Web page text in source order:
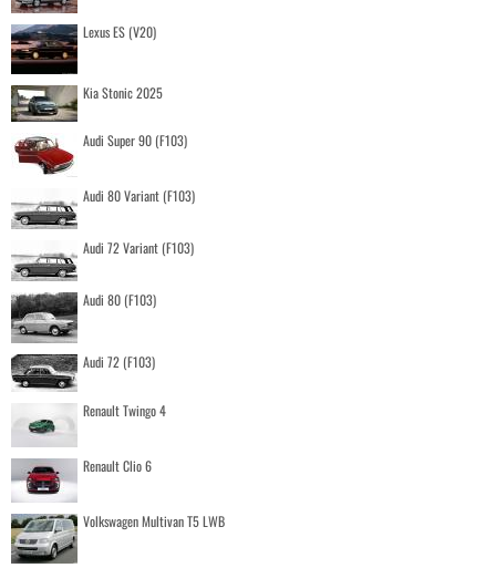
Lexus ES (V20)
Kia Stonic 2025
Audi Super 90 (F103)
Audi 80 Variant (F103)
Audi 72 Variant (F103)
Audi 80 (F103)
Audi 72 (F103)
Renault Twingo 4
Renault Clio 6
Volkswagen Multivan T5 LWB